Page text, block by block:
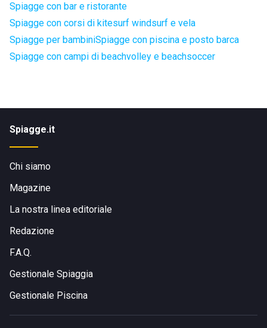
Spiagge con bar e ristorante
Spiagge con corsi di kitesurf windsurf e vela
Spiagge per bambiniSpiagge con piscina e posto barca
Spiagge con campi di beachvolley e beachsoccer
Spiagge.it
Chi siamo
Magazine
La nostra linea editoriale
Redazione
F.A.Q.
Gestionale Spiaggia
Gestionale Piscina